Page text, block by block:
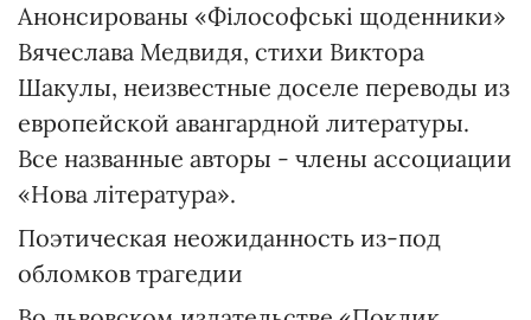
Анонсированы «Філософські щоденники»
Вячеслава Медвидя, стихи Виктора
Шакулы, неизвестные доселе переводы из
европейской авангардной литературы.
Все названные авторы - члены ассоциации
«Нова література».
Поэтическая неожиданность из-под
обломков трагедии